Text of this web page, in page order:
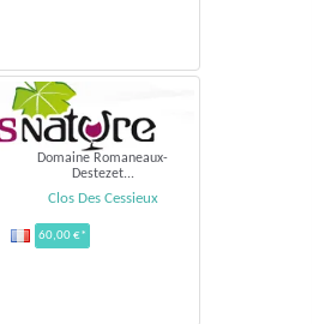
Domaine Romaneaux-
Destezet...
Clos Des Cessieux
60,00 €*